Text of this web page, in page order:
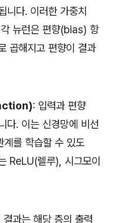
니다. 이러한 가중치
뉴런은 편향(bias) 항
곱해지고 편향이 결과
: 입력과 편향
다. 이는 신경망에 비선
계를 학습할 수 있도
ReLU(렐루), 시그모이
과는 해당 층의 출력